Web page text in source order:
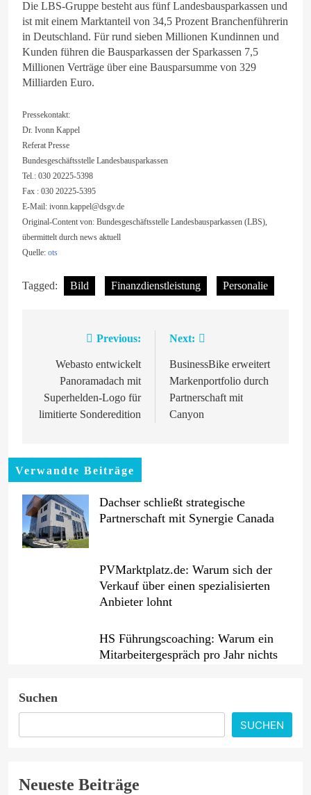
Die LBS-Gruppe besteht aus fünf Landesbausparkassen und
ist mit einem Marktanteil von 34,5 Prozent Branchenführerin
in Deutschland. Für rund sieben Millionen Kundinnen und
Kunden führen die Bausparkassen der Sparkassen 7,5
Millionen Verträge über eine Bausparsumme von 329
Milliarden Euro.
Pressekontakt:
Dr. Ivonn Kappel
Referat Presse
Bundesgeschäftsstelle Landesbausparkassen
Tel.: 030 20225-5398
Fax : 030 20225-5395
E-Mail: ivonn.kappel@dsgv.de
Original-Content von: Bundesgeschäftsstelle Landesbausparkassen (LBS),
übermittelt durch news aktuell
Quelle: ots
Tagged: Bild Finanzdienstleistung Personalie
Beitragsnavigation
Previous:
Webasto entwickelt
Panoramadach mit
Superhelden-Logo für
limitierte Sonderedition
Next:
BusinessBike erweitert
Markenportfolio durch
Partnerschaft mit
Canyon
Verwandte Beiträge
Dachser schließt strategische
Partnerschaft mit Synergie Canada
PVMarktplatz.de: Warum sich der
Verkauf über einen spezialisierten
Anbieter lohnt
HS Führungscoaching: Warum ein
Mitarbeitergespräch pro Jahr nichts
Wenn jede Minute zählt: Wie
Onboard-Kurier-Spezialist OBC
Suchen
SUCHEN
Neueste Beiträge